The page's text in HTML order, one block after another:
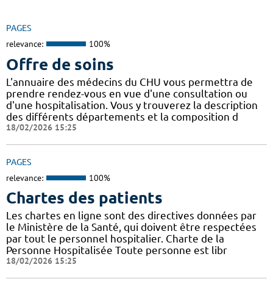
PAGES
relevance: 100%
Offre de soins
L'annuaire des médecins du CHU vous permettra de
prendre rendez-vous en vue d'une consultation ou
d'une hospitalisation. Vous y trouverez la description
des différents départements et la composition d
18/02/2026 15:25
PAGES
relevance: 100%
Chartes des patients
Les chartes en ligne sont des directives données par
le Ministère de la Santé, qui doivent être respectées
par tout le personnel hospitalier. Charte de la
Personne Hospitalisée Toute personne est libr
18/02/2026 15:25